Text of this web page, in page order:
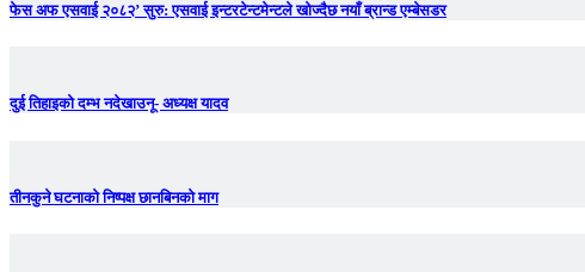
फेस अफ एसवाई २०८२’ सुरु: एसवाई इन्टरटेन्टमेन्टले खोज्दैछ नयाँ ब्रान्ड एम्बेसडर
दुई तिहाइको दम्भ नदेखाउनू- अध्यक्ष यादव
तीनकुने घटनाकाे निष्पक्ष छानबिनकाे माग